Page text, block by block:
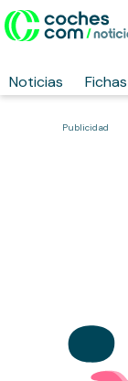
Noticias Fichas
Publicidad